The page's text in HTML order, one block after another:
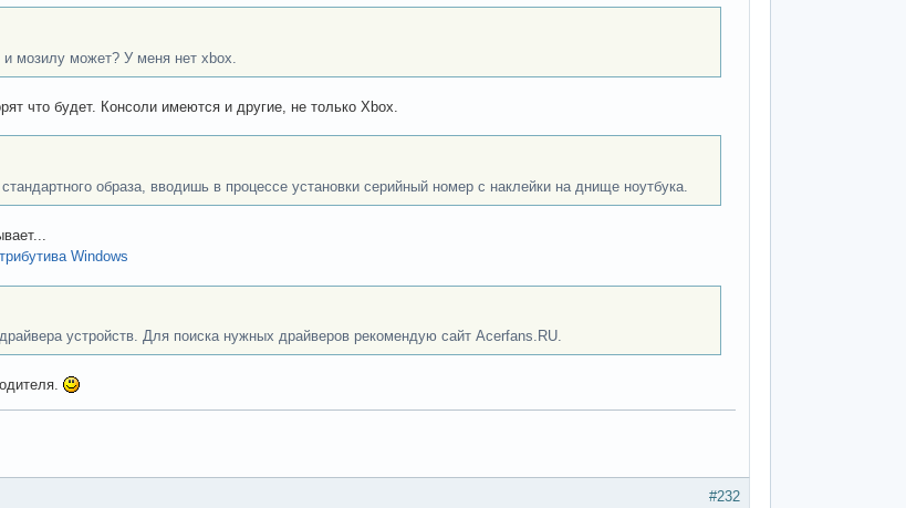
мозилу может? У меня нет xbox.
что будет. Консоли имеются и другие, не только Xbox.
образа, вводишь в процессе установки серийный номер с наклейки на днище ноутбука.
Windows
устройств. Для поиска нужных драйверов рекомендую сайт Acerfans.RU.
#232